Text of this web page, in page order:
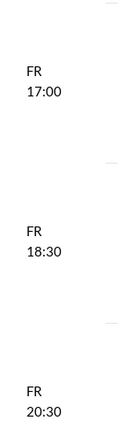
FR
17:00
FR
18:30
FR
20:30